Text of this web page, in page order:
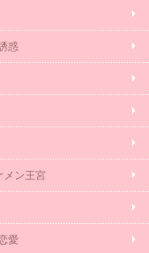
惑
メン王宮
愛